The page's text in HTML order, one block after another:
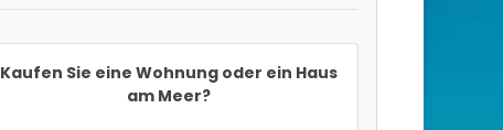
Kaufen Sie eine Wohnung oder ein Haus
am Meer?